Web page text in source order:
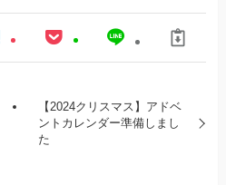
【2024クリスマス】アドベ
ントカレンダー準備しまし
た